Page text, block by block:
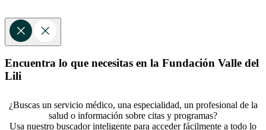
Encuentra lo que necesitas en la Fundación Valle del
Lili
¿Buscas un servicio médico, una especialidad, un profesional de la
salud o información sobre citas y programas?
Usa nuestro buscador inteligente para acceder fácilmente a todo lo